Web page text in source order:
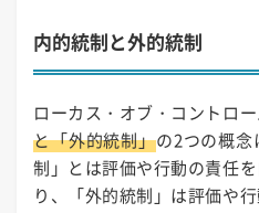
内的統制と外的統制
ローカス・オブ・コントロ
と「外的統制」の2つの概
制」とは評価や行動の責任
り、「外的統制」は評価や